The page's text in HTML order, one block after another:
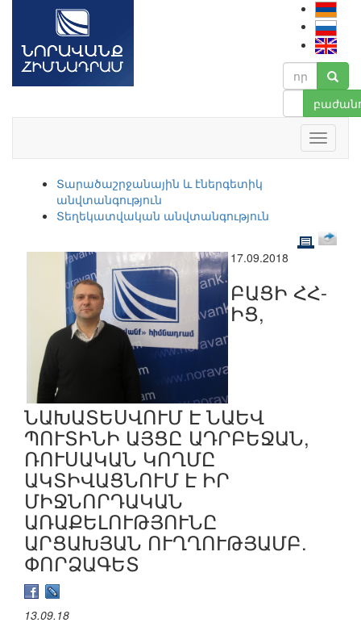
Տարածաշրջանային և էներգետիկ
անվտանգություն
Տեղեկատվական անվտանգություն
17.09.2018
ԲԱՑԻ ՀՀ-
ԻՑ,
ՆԱԽԱՏԵՍՎՈՒՄ Է ՆԱԵՎ
ՊՈՒՏԻՆԻ ԱՅՑԸ ԱԴՐԲԵՋԱՆ,
ՌՈՒՍԱԿԱՆ ԿՈՂՄԸ
ԱԿՏԻՎԱՑՆՈՒՄ Է ԻՐ
ՄԻՋՆՈՐԴԱԿԱՆ
ԱՌԱՔԵԼՈՒԹՅՈՒՆԸ
ԱՐՑԱԽՅԱՆ ՈՒՂՂՈՒԹՅԱՄԲ.
ՓՈՐՁԱԳԵՏ
13.09.18